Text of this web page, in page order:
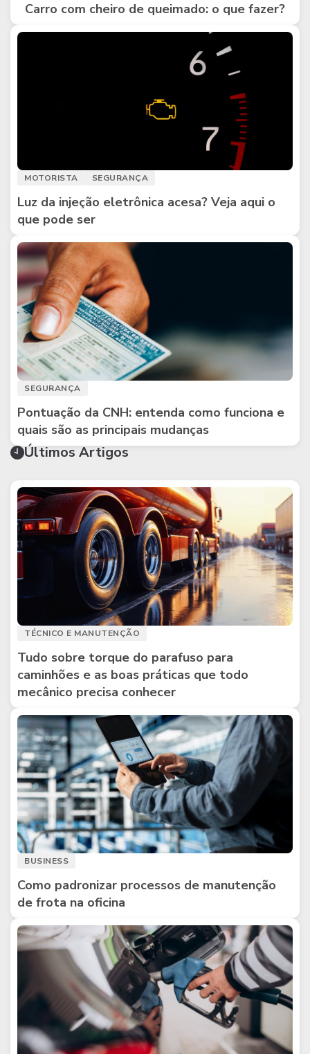
Carro com cheiro de queimado: o que fazer?
MOTORISTA SEGURANÇA
Luz da injeção eletrônica acesa? Veja aqui o
que pode ser
SEGURANÇA
Pontuação da CNH: entenda como funciona e
quais são as principais mudanças
Últimos Artigos
TÉCNICO E MANUTENÇÃO
Tudo sobre torque do parafuso para
caminhões e as boas práticas que todo
mecânico precisa conhecer
BUSINESS
Como padronizar processos de manutenção
de frota na oficina